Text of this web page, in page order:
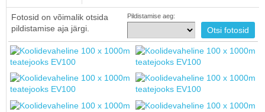
Fotosid on võimalik otsida
pildistamise aja järgi.
Pildistamise aeg: